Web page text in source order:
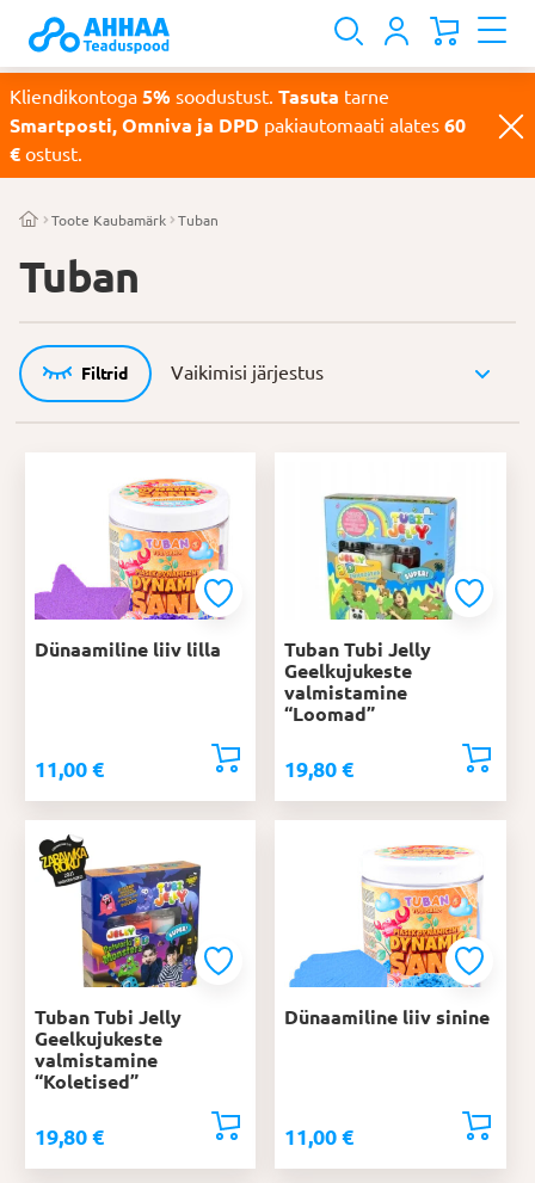
Kliendikontoga 5% soodustust. Tasuta tarne
Smartposti, Omniva ja DPD pakiautomaati alates 60
€ ostust.
Toote Kaubamärk Tuban
Tuban
Filtrid
Dünaamiline liiv lilla
11,00 €
Tuban Tubi Jelly
Geelkujukeste
valmistamine
“Loomad”
19,80€
Tuban Tubi Jelly
Geelkujukeste
valmistamine
“Koletised”
19,80 €
Dünaamiline liiv sinine
11,00€